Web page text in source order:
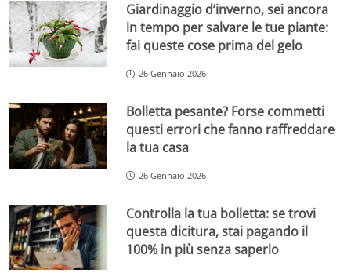
Giardinaggio d’inverno, sei ancora
in tempo per salvare le tue piante:
fai queste cose prima del gelo
26 Gennaio 2026
Bolletta pesante? Forse commetti
questi errori che fanno raffreddare
la tua casa
26 Gennaio 2026
Controlla la tua bolletta: se trovi
questa dicitura, stai pagando il
100% in più senza saperlo